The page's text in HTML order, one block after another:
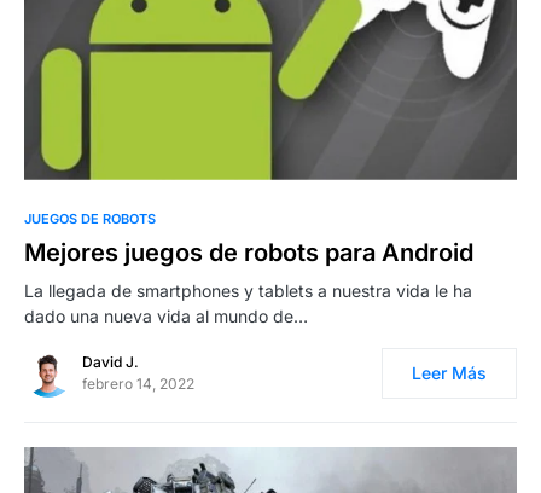
0
JUEGOS DE ROBOTS
Mejores juegos de robots para Android
La llegada de smartphones y tablets a nuestra vida le ha
dado una nueva vida al mundo de…
David J.
febrero 14, 2022
Leer Más